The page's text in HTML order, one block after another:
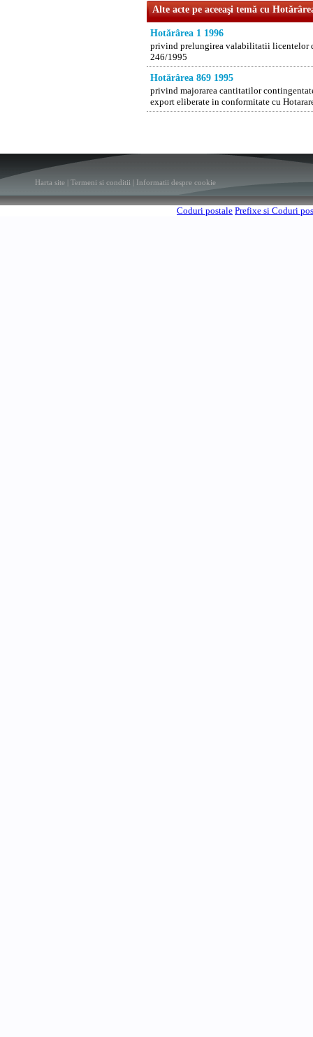
Alte acte pe aceeaşi temă cu
Hotărârea 1 1996
privind prelungirea valabilitatii licentelor
246/1995
Hotărârea 869 1995
privind majorarea cantitatilor
export eliberate in conformitate cu
Harta site Termeni si conditii Informatii despre cookie
Coduri postale Prefixe si Coduri